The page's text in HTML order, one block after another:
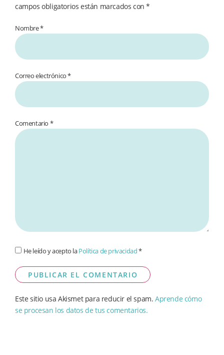
campos obligatorios están marcados con*
Nombre *
Correo electrónico *
Comentario *
He leído y acepto laPolítica de privacidad*
Este sitio usa Akismet para reducir el spam.Aprende cómo
se procesan los datos de tus comentarios.